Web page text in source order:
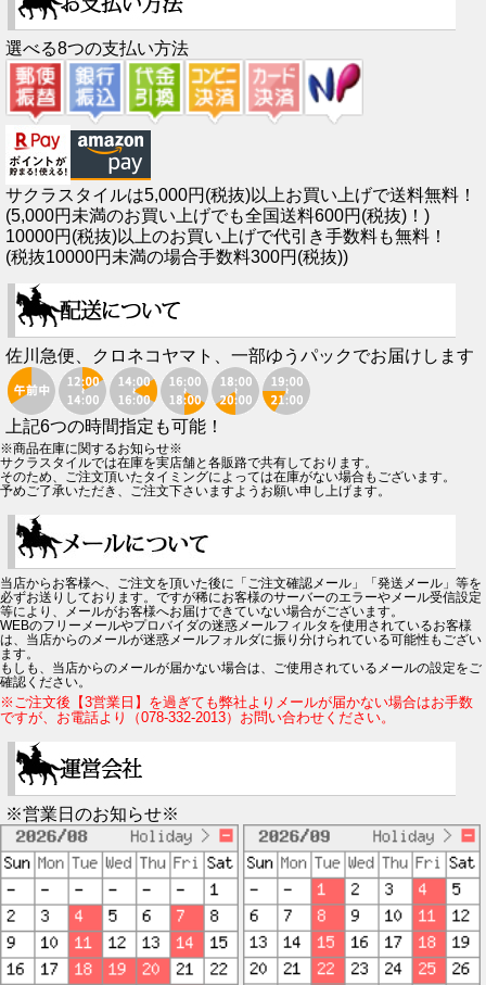
選べる8つの支払い方法
サクラスタイルは5,000円(税抜)以上お買い上げで送料無料！
(5,000円未満のお買い上げでも全国送料600円(税抜)！)
10000円(税抜)以上のお買い上げで代引き手数料も無料！
(税抜10000円未満の場合手数料300円(税抜))
佐川急便、クロネコヤマト、一部ゆうパックでお届けします
上記6つの時間指定も可能！
※商品在庫に関するお知らせ※
サクラスタイルでは在庫を実店舗と各販路で共有しております。
そのため、ご注文頂いたタイミングによっては在庫がない場合もございます。
予めご了承いただき、ご注文下さいますようお願い申し上げます。
当店からお客様へ、ご注文を頂いた後に「ご注文確認メール」「発送メール」等を
必ずお送りしております。ですが稀にお客様のサーバーのエラーやメール受信設定
等により、メールがお客様へお届けできていない場合がございます。
WEBのフリーメールやプロバイダの迷惑メールフィルタを使用されているお客様
は、当店からのメールが迷惑メールフォルダに振り分けられている可能性もござい
ます。
もしも、当店からのメールが届かない場合は、ご使用されているメールの設定をご
確認ください。
※ご注文後【3営業日】を過ぎても弊社よりメールが届かない場合はお手数
ですが、お電話より（078-332-2013）お問い合わせください。
※営業日のお知らせ※